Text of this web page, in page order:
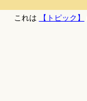
これは
【トピック】